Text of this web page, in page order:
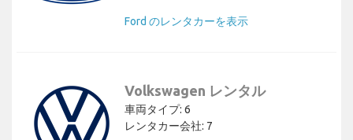
Ford のレンタカーを表示
Volkswagen レンタル
車両タイプ: 6
レンタカー会社: 7